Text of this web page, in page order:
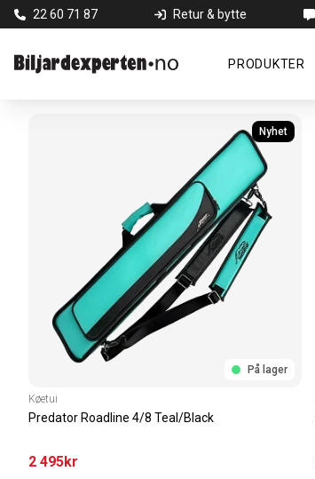
22 60 71 87 Retur & bytte
PRODUKTER
Nyhet
På lager
Køetui
Predator Roadline 4/8 Teal/Black
2 495kr